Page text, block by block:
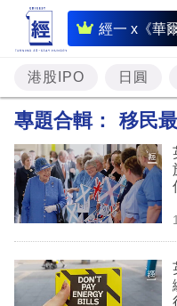
經一 x《華
即
時
財
經
題
投
資
樓
市
港股IPO 日圓
專題合輯： 移民